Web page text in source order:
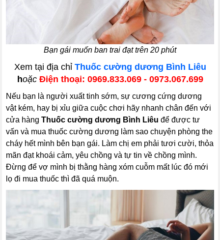
Bạn gái muốn ban trai đạt trên 20 phút
Xem tại địa chỉ Thuốc cường dương Bình Liêu
hoặcĐiện thoại: 0969.833.069 - 0973.067.699
Nếu bạn là người xuất tinh sớm, sự cương cứng dương
vật kém, hay bị xỉu giữa cuộc chơi hãy nhanh chân đến với
cửa hàngThuốc cường dương Bình Liêu để được tư
vấn và mua thuốc cường dương làm sao chuyện phòng the
cháy hết mình bên bạn gái. Làm chị em phải tươi cười, thỏa
mãn đạt khoái cảm, yêu chồng và tự tin về chồng mình.
Đừng để vợ mình bị thằng hàng xóm cuỗm mất lúc đó mới
lọ đi mua thuốc thì đã quá muộn.